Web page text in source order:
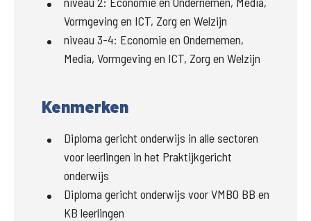
Vormgeving en ICT, Zorg en Welzijn
niveau 3-4: Economie en Ondernemen,
Media, Vormgeving en ICT, Zorg en Welzijn
Kenmerken
Diploma gericht onderwijs in alle sectoren
voor leerlingen in het Praktijkgericht
onderwijs
Diploma gericht onderwijs voor VMBO BB en
KB leerlingen